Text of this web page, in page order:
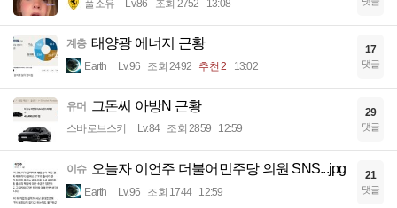
풀소유 Lv.86 조회 2752 13:08
계층 태양광 에너지 근황
Earth Lv.96 조회 2492 추천 2 13:02
17
댓글
유머 그돈씨 아방N 근황
스바로브스키 Lv.84 조회 2859 12:59
29
댓글
이슈 오늘자 이언주 더불어민주당 의원 SNS...jpg
Earth Lv.96 조회 1744 12:59
21
댓글